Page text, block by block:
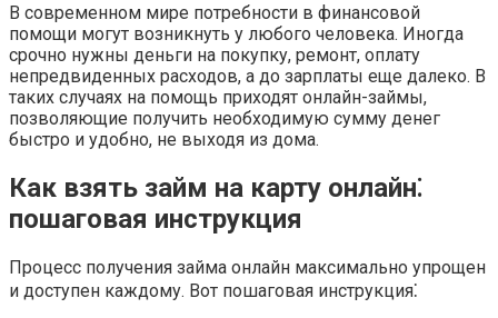
В современном мире потребности в финансовой
помощи могут возникнуть у любого человека. Иногда
срочно нужны деньги на покупку, ремонт, оплату
непредвиденных расходов, а до зарплаты еще далеко. В
таких случаях на помощь приходят онлайн-займы,
позволяющие получить необходимую сумму денег
быстро и удобно, не выходя из дома.
Как взять займ на карту онлайн⁚
пошаговая инструкция
Процесс получения займа онлайн максимально упрощен
и доступен каждому. Вот пошаговая инструкция⁚